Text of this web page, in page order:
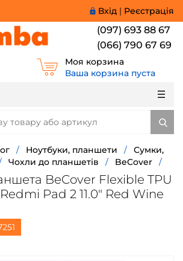
Вхід | Реєстрація
(097) 693 88 67
(066) 790 67 69
Моя корзина
Ваша корзина пуста
/ Ноутбуки, планшети /
Сумки,
Чохли до планшетів / BeCover /
BeCover Flexible TPU
Pad 2 11.0" Red Wine